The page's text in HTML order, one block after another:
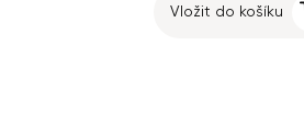
Vložit do košíku